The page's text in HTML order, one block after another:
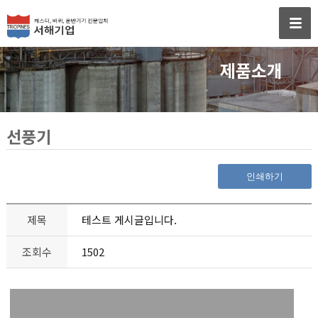
제품소개
선풍기
인쇄하기
제목 테스트 게시글입니다.
조회수 1502